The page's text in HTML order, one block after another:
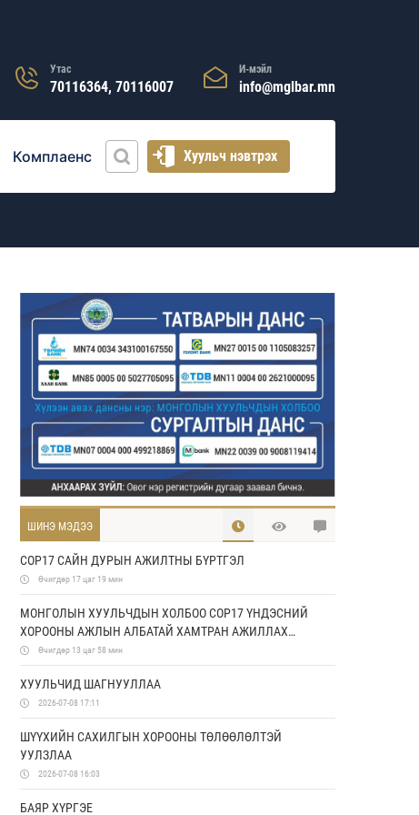
Утас
70116364, 70116007
И-мэйл
info@mglbar.mn
Комплаенс Хуульч нэвтрэх
ШИНЭ МЭДЭЭ
COP17 САЙН ДУРЫН АЖИЛТНЫ БҮРТГЭЛ
Өчигдөр 17 цаг 19 мин
МОНГОЛЫН ХУУЛЬЧДЫН ХОЛБОО COP17 ҮНДЭСНИЙ
ХОРООНЫ АЖЛЫН АЛБАТАЙ ХАМТРАН АЖИЛЛАХ
САНАМЖ БИЧИГ БАЙГУУЛЛАА
Өчигдөр 13 цаг 58 мин
ХУУЛЬЧИД ШАГНУУЛЛАА
2026-07-08 17:11
ШҮҮХИЙН САХИЛГЫН ХОРООНЫ ТӨЛӨӨЛӨЛТЭЙ
УУЛЗЛАА
2026-07-08 16:03
БАЯР ХҮРГЭЕ